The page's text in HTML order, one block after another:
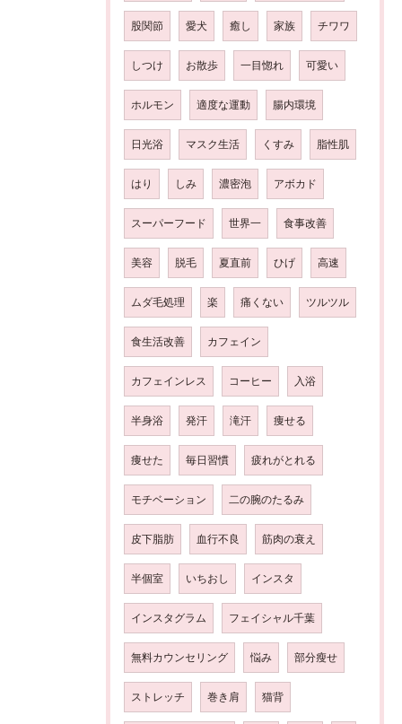
股関節 愛犬 癒し 家族 チワワ
しつけ お散歩 一目惚れ 可愛い
ホルモン 適度な運動 腸内環境
日光浴 マスク生活 くすみ 脂性肌
はり しみ 濃密泡 アボカド
スーパーフード 世界一 食事改善
美容 脱毛 夏直前 ひげ 高速
ムダ毛処理 楽 痛くない ツルツル
食生活改善 カフェイン
カフェインレス コーヒー 入浴
半身浴 発汗 滝汗 痩せる
痩せた 毎日習慣 疲れがとれる
モチベーション 二の腕のたるみ
皮下脂肪 血行不良 筋肉の衰え
半個室 いちおし インスタ
インスタグラム フェイシャル千葉
無料カウンセリング 悩み 部分瘦せ
ストレッチ 巻き肩 猫背